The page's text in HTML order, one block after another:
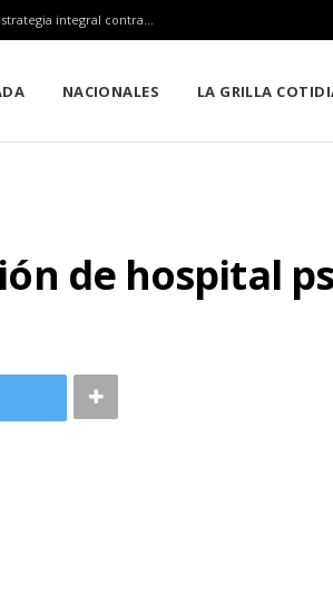
Claudia Sheinbaum, Mara Lezama y Estefanía Mercado fortalecen estrategia integral contra el sargazo
NACIONALES LA GRILLA
de hospital